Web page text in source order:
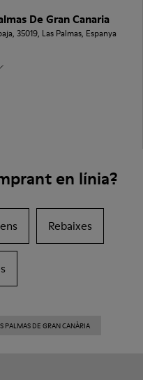
De Gran Canaria
35019, Las Palmas, Espanya
en línia?
Rebaixes
PALMAS DE GRAN CANÀRIA